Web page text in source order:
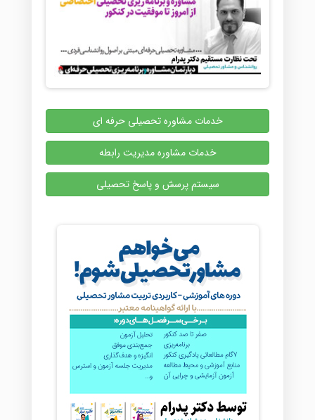
خدمات مشاوره تحصیلی حرفه ای
خدمات مشاوره مدیریت رابطه
سیستم پرسش و پاسخ تحصیلی